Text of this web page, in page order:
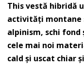
This vestă hibridă
activități montane
alpinism, schi
cele mai noi
cald și uscat chiar